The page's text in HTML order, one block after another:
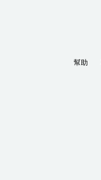
幫助